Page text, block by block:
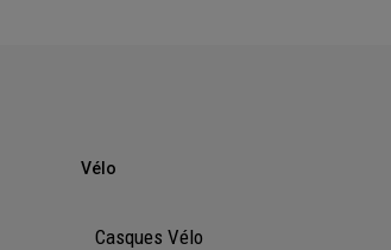
Vélo
Casques Vélo